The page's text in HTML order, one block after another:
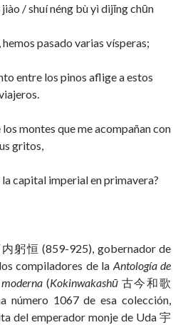
/ shuí néng bù yì dìjīng chūn
pasado varias vísperas;
entre los pinos aflige a estos
montes que me acompañan con
gritos,
capital imperial en primavera?
躬恒 (859-925), gobernador de
compiladores de la Antología de
(Kokinwakashū古今和歌
número 1067 de esa colección,
del emperador monje de Uda 宇